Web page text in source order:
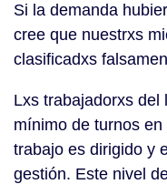
Si la demanda
cree que nuestrxs
clasificadxs
Lxs trabajadorxs del
mínimo de turnos
trabajo es dirigido y
gestión. Este nivel